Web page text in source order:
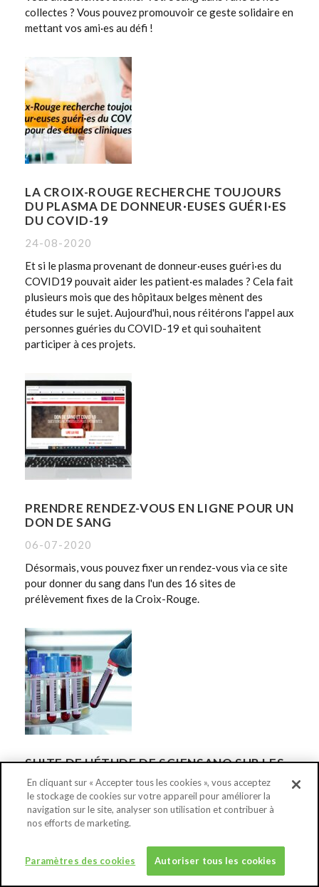
collectes ? Vous pouvez promouvoir ce geste solidaire en
mettant vos ami·es au défi !
LA CROIX-ROUGE RECHERCHE TOUJOURS
DU PLASMA DE DONNEUR·EUSES GUÉRI·ES
DU COVID-19
24-08-2020
Et si le plasma provenant de donneur·euses guéri·es du
COVID19 pouvait aider les patient·es malades ? Cela fait
plusieurs mois que des hôpitaux belges mènent des
études sur le sujet. Aujourd'hui, nous réitérons l'appel aux
personnes guéries du COVID-19 et qui souhaitent
participer à ces projets.
PRENDRE RENDEZ-VOUS EN LIGNE POUR UN
DON DE SANG
06-07-2020
Désormais, vous pouvez fixer un rendez-vous via ce site
pour donner du sang dans l'un des 16 sites de
prélèvement fixes de la Croix-Rouge.
SUITE DE L'ÉTUDE DE SCIENSANO SUR LES
ANTICORPS CONTRE LE SARS-COV-2 CHEZ
LES DONNEURS DE SANG
26-06-2020
donneurs de sang via la Rode Kruis Vlaanderen et depuis
le 14 avril, le même nombre via le Service du Sang de la
En cliquant sur « Accepter tous les cookies », vous acceptez
le stockage de cookies sur votre appareil pour améliorer la
navigation sur le site, analyser son utilisation et contribuer à
nos efforts de marketing.
Paramètres des cookies Autoriser tous les cookies